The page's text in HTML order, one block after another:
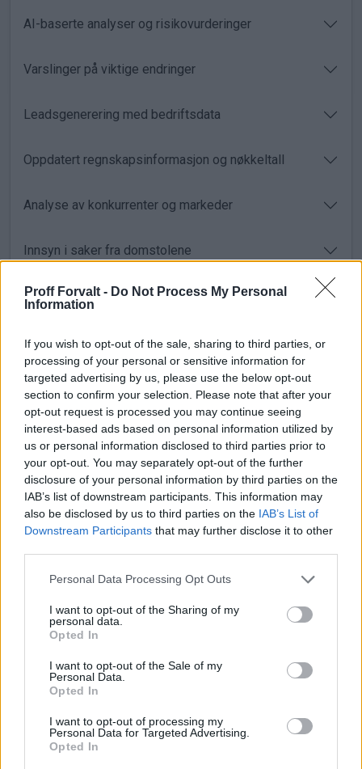
Proff Forvalt - Do Not Process My Personal
Information
If you wish to opt-out of the sale, sharing to third parties, or
processing of your personal or sensitive information for
targeted advertising by us, please use the below opt-out
section to confirm your selection. Please note that after your
opt-out request is processed you may continue seeing
interest-based ads based on personal information utilized by
us or personal information disclosed to third parties prior to
your opt-out. You may separately opt-out of the further
disclosure of your personal information by third parties on the
IAB’s list of downstream participants. This information may
also be disclosed by us to third parties on the IAB’s List of
Downstream Participants that may further disclose it to other
Please note that this website/app uses one or more Google
not limited to your visit or usage behaviour. You may click to
grant or deny consent to Google and its third-party tags to
use your data for below specified purposes in below Google
consent section.
Personal Data Processing Opt Outs
I want to opt-out of the Sharing of my
personal data.
Opted In
I want to opt-out of the Sale of my
Personal Data.
Opted In
I want to opt-out of processing my
Personal Data for Targeted Advertising.
Opted In
AI-baserte analyser og risikovurderinger
Varslinger på viktige endringer
Leadsgenerering med bedriftsdata
Oppdatert regnskapsinformasjon og nøkkeltall
Analyse av konkurrenter og markeder
Innsyn i saker fra domstolene
Roller, eierskap og selskapsnettverk
Prøv gratis